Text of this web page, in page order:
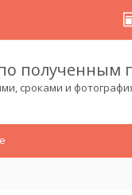
полученным
сроками и